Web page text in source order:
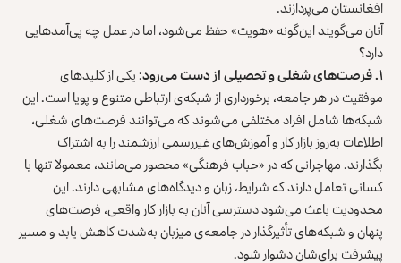
افغانستان می‌پردازند.
آنان می‌گویند این‌گونه «هویت» حفظ می‌شود، اما در عمل چه پی‌آمدهایی
دارد؟
۱. فرصت‌های شغلی و تحصیلی از دست می‌رود
: یکی از کلیدهای
موفقیت در هر جامعه، برخورداری از شبکه‌ی ارتباطی متنوع و پویا است. این
شبکه‌ها شامل افراد مختلفی می‌شوند که می‌توانند فرصت‌های شغلی،
اطلاعات به‌روز بازار کار و آموزش‌های غیررسمی ارزشمند را به اشتراک
بگذارند. مهاجرانی که در «حباب فرهنگی» محصور می‌مانند، معمولا تنها با
کسانی تعامل دارند که شرایط، زبان و دیدگاه‌های مشابهی دارند. این
محدودیت باعث می‌شود دسترسی آنان به بازار کار واقعی، فرصت‌های
پنهان و شبکه‌های تأثیرگذار در جامعه‌ی میزبان به‌شدت کاهش یابد و مسیر
پیشرفت برای‌شان دشوار شود.